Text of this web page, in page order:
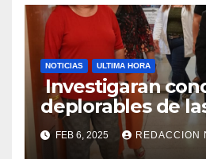
NOTICIAS ULTIMA HORA
Investigaran
deplorables de
facilidades el
de la Salud en
FEB 6, 2025 REDACCION